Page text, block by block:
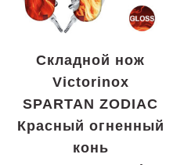
Складной нож
Victorinox
SPARTAN ZODIAC
Красный огненный
конь